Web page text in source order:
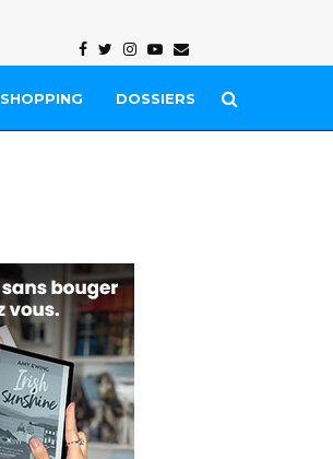
Facebook
Twitter
Instagram
Youtube
Email
SHOPPING DOSSIERS